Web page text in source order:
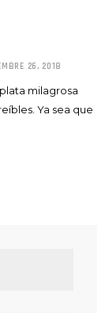
26, 2018
milagrosa
Ya sea que